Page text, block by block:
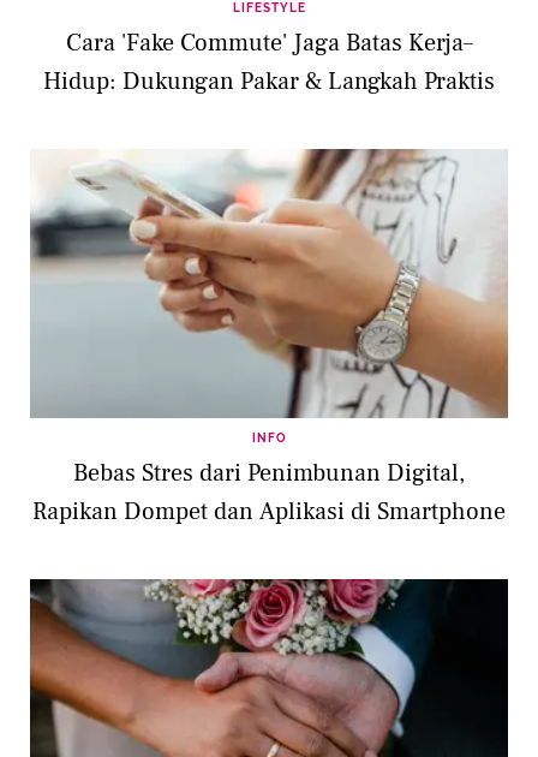
LIFESTYLE
Cara 'Fake Commute' Jaga Batas Kerja–
Hidup: Dukungan Pakar & Langkah Praktis
INFO
Bebas Stres dari Penimbunan Digital,
Rapikan Dompet dan Aplikasi di Smartphone